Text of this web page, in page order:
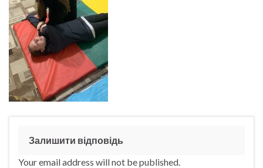
Залишити відповідь
Your email address will not be published.